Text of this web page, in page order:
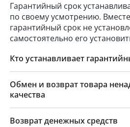
Гарантийный срок
по своему усмотрению.
гарантийный срок не
самостоятельно его
Кто устанавливает
Обмен и возврат товара
качества
Возврат денежных средств